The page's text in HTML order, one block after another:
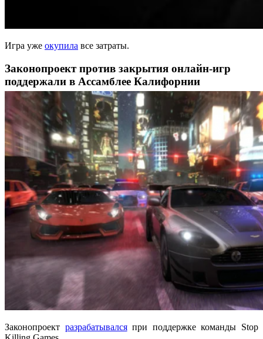
Игра уже окупила все затраты.
Законопроект против закрытия онлайн-игр
поддержали в Ассамблее Калифорнии
Законопроект разрабатывалсяпри поддержке команды Stop